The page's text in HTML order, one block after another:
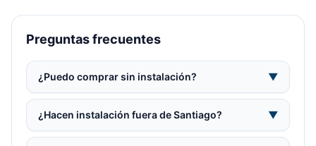
Preguntas frecuentes
¿Puedo comprar sin instalación? ▼
¿Hacen instalación fuera de Santiago? ▼